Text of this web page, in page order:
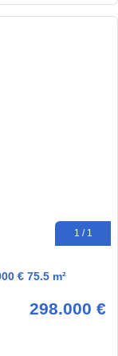
1 / 1
€ 75.5 m²
298.000 €